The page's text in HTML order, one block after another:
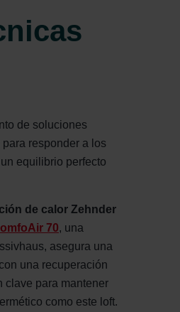
de soluciones
responder a los
equilibrio perfecto
de calor Zehnder
70, una
asegura una
una recuperación
clave para mantener
como este loft.